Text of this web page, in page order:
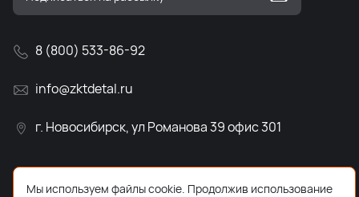
8 (800) 533-86-92
info@zktdetal.ru
г. Новосибирск, ул Романова 39 офис 301
Мы используем файлы cookie. Продолжив использование